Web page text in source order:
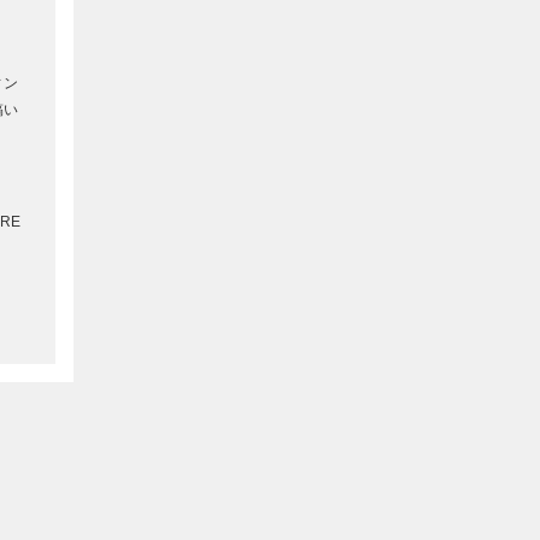
ン
い